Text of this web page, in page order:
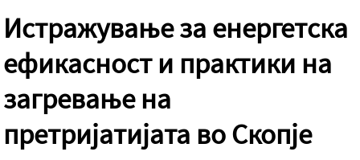
Истражување за енергетска
ефикасност и практики на
загревање на
претријатијата во Скопје